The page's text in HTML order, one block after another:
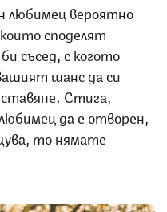
любимец вероятно
споделят
съсед, с когото
шанс да си
Стига,
да е отворен,
то нямате